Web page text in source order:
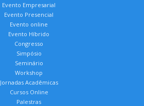
Evento Empresarial
Evento Presencial
Evento online
Evento Híbrido
Congresso
Simpósio
Seminário
Workshop
Jornadas Acadêmicas
Cursos Online
Palestras